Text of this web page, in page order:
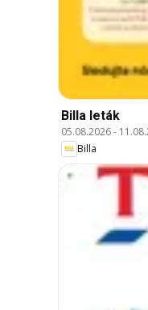
Billa leták
05.08.2026-
Billa